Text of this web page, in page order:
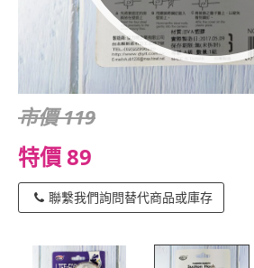
市價 119
特價 89
聯繫我們詢問替代商品或庫存